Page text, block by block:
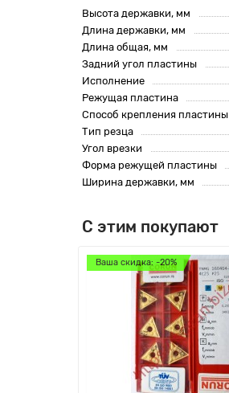
Высота державки, мм
Длина державки, мм
Длина общая, мм
Задний угол пластины
Исполнение
Режущая пластина
Способ крепления пластины
Тип резца
Угол врезки
Форма режущей пластины
Ширина державки, мм
С этим покупают
Ваша скидка: -20%